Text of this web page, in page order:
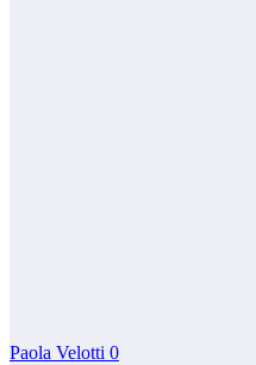
Paola Velotti 0